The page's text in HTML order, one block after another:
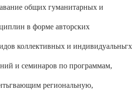
общих гуманитарных и
в форме авторских
коллективных и индивидуальньгх
и семинаров по программам,
региональную,